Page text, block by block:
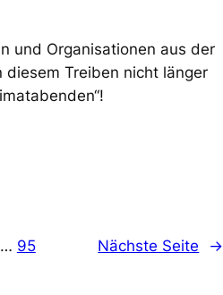
und Organisationen aus der
Treiben nicht länger
… 95 Nächste Seite →